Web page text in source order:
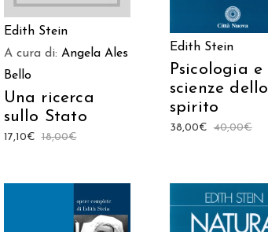
Edith Stein
A cura di: Angela Ales
Bello
Una ricerca
sullo Stato
18,00€
17,10€
Edith Stein
Psicologia e
scienze dello
spirito
40,00€
38,00€